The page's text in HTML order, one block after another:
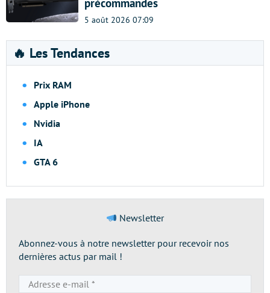
précommandes
5 août 2026 07:09
🔥 Les Tendances
Prix RAM
Apple iPhone
Nvidia
IA
GTA 6
Newsletter
Abonnez-vous à notre newsletter pour recevoir nos
dernières actus par mail !